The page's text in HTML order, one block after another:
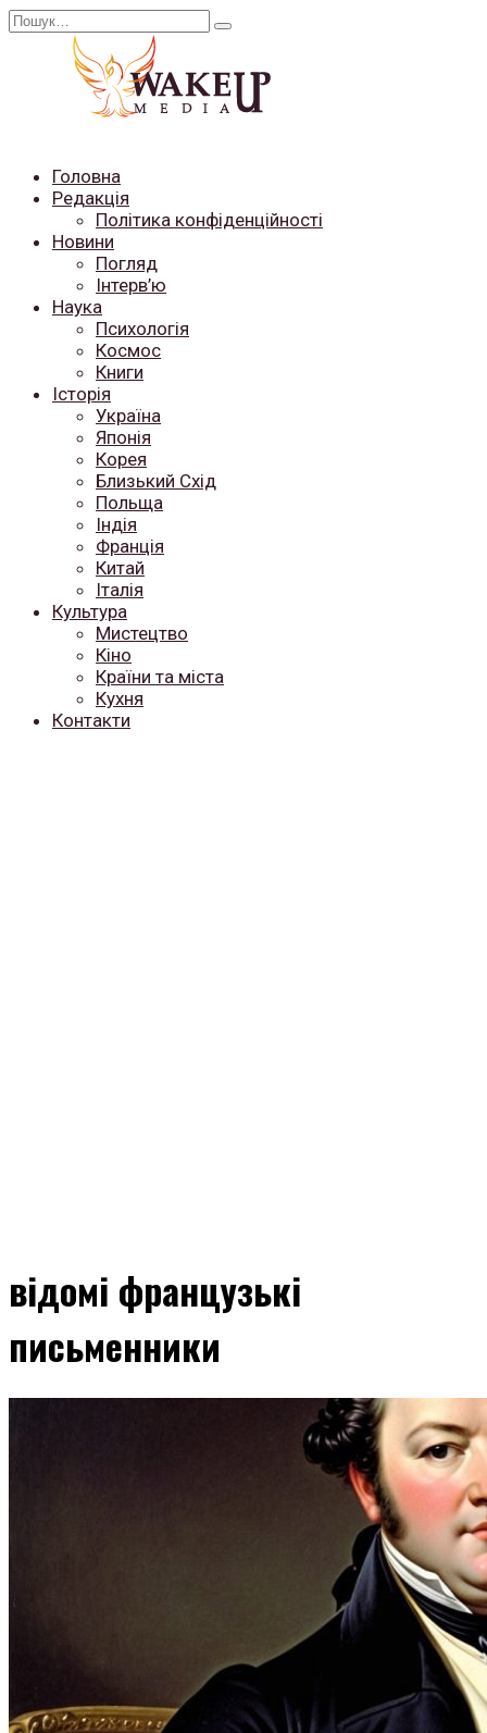
Перейти
Search
Головна
Редакція
Політика конфіденційності
Новини
Погляд
Інтерв’ю
Наука
Психологія
Космос
Книги
Історія
Україна
Японія
Корея
Близький Схід
Польща
Індія
Франція
Китай
Італія
Культура
Мистецтво
Кіно
Країни та міста
Кухня
Контакти
відомі французькі
письменники